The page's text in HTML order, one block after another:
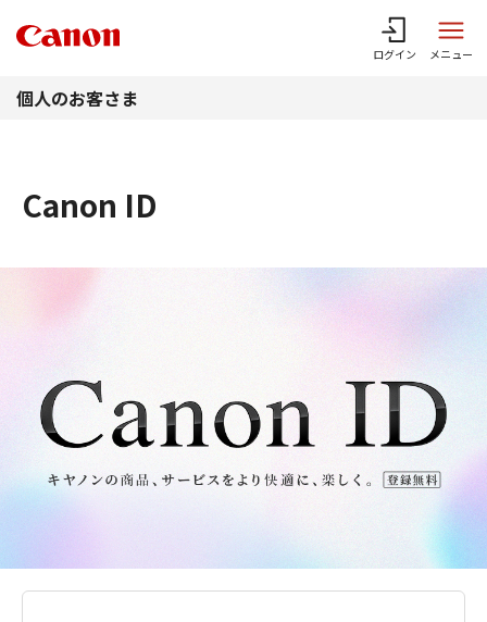
ログイン メニュー
個人のお客さま
Canon ID